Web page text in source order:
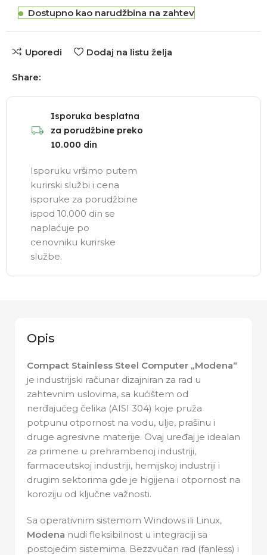
Dostupno kao narudžbina na zahtev
Uporedi Dodaj na listu želja
Share:
Isporuka besplatna
za porudžbine preko
10.000 din
Isporuku vršimo putem
kurirski službi i cena
isporuke za porudžbine
ispod 10.000 din se
naplaćuje po
cenovniku kurirske
službe.
Opis
Compact Stainless Steel Computer „Modena“
je industrijski računar dizajniran za rad u
zahtevnim uslovima, sa kućištem od
nerđajućeg čelika (AISI 304) koje pruža
potpunu otpornost na vodu, ulje, prašinu i
druge agresivne materije. Ovaj uređaj je idealan
za primene u prehrambenoj industriji,
farmaceutskoj industriji, hemijskoj industriji i
drugim sektorima gde je higijena i otpornost na
koroziju od ključne važnosti.
Sa operativnim sistemom Windows ili Linux,
Modena nudi fleksibilnost u integraciji sa
postojećim sistemima. Bezzvučan rad (fanless) i